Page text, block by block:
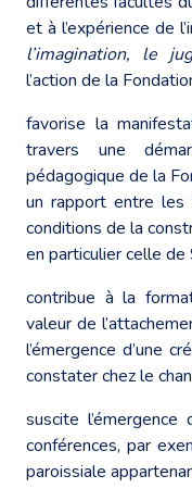
et à l’expérience de
l’imagination, le
l’action de la
favorise la
travers une
pédagogique de la
un rapport entre
conditions de la
en particulier celle de
contribue à la
valeur de
l’émergence d’une
constater chez le
suscite
conférences, par
paroissiale